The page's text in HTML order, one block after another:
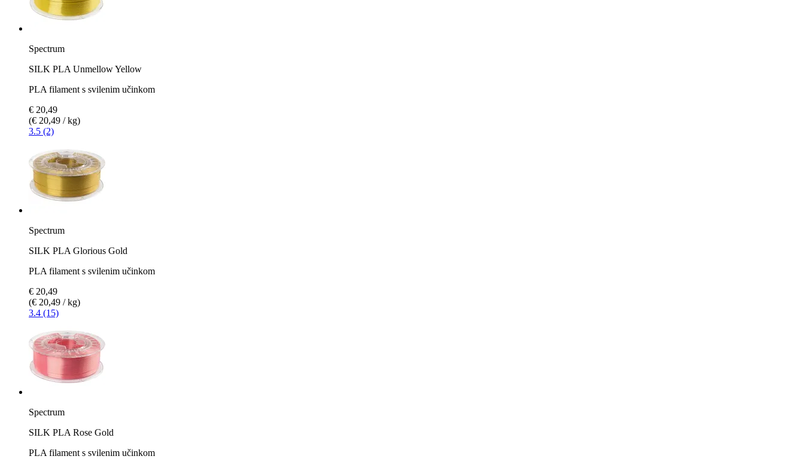
Spectrum
SILK PLA Unmellow Yellow
PLA filament s svilenim učinkom
€ 20,49
(€ 20,49 / kg)
3.5 (2)
Spectrum
SILK PLA Glorious Gold
PLA filament s svilenim učinkom
€ 20,49
(€ 20,49 / kg)
3.4 (15)
Spectrum
SILK PLA Rose Gold
PLA filament s svilenim učinkom